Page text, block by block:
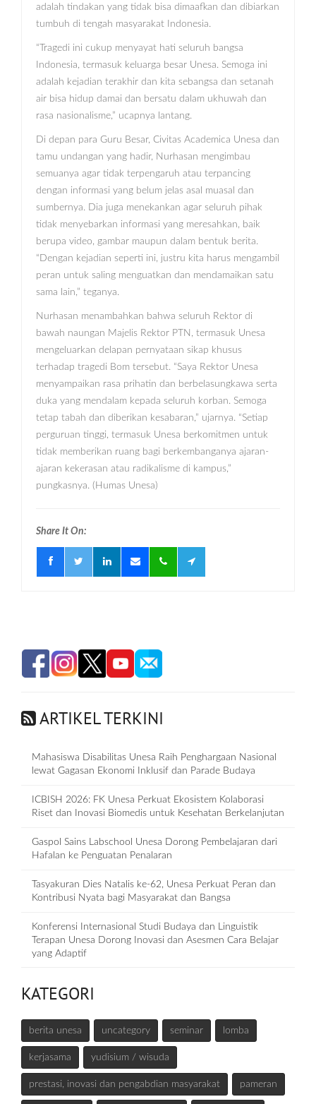
adalah tindakan yang tidak bisa dimaafkan dan dibiarkan
tumbuh di tengah masyarakat Indonesia.
“Tragedi ini cukup menyayat hati seluruh bangsa
Indonesia, termasuk keluarga besar Unesa. Semoga ini
adalah kejadian terakhir dan kita sebangsa dan setanah
air bisa hidup damai dan bersatu dalam ukhuwah dan
rasa nasionalisme,” ucapnya lantang.
Di depan para Guru Besar, Civitas Academica Unesa dan
tamu undangan yang hadir, Nurhasan mengimbau
semuanya agar tidak terpengaruh atau terpancing
dengan informasi yang belum jelas asal muasal dan
sumbernya. Dia juga menekankan agar seluruh pihak
tidak menyebarkan informasi yang meresahkan, baik
berupa video, gambar maupun dalam bentuk berita.
“Dengan kejadian seperti ini, justru kita harus mengambil
peran untuk saling menguatkan dan mendamaikan satu
sama lain,” teganya.
Nurhasan menambahkan bahwa seluruh Rektor di
bawah naungan Majelis Rektor PTN, termasuk Unesa
mengeluarkan delapan pernyataan sikap khusus
terhadap tragedi Bom tersebut. “Saya Rektor Unesa
menyampaikan rasa prihatin dan berbelasungkawa serta
duka yang mendalam kepada seluruh korban. Semoga
tetap tabah dan diberikan kesabaran,” ujarnya. “Setiap
perguruan tinggi, termasuk Unesa berkomitmen untuk
tidak memberikan ruang bagi berkembanganya ajaran-
ajaran kekerasan atau radikalisme di kampus,”
pungkasnya. (Humas Unesa)
Share It On:
ARTIKEL TERKINI
Mahasiswa Disabilitas Unesa Raih Penghargaan Nasional
lewat Gagasan Ekonomi Inklusif dan Parade Budaya
ICBISH 2026: FK Unesa Perkuat Ekosistem Kolaborasi
Riset dan Inovasi Biomedis untuk Kesehatan Berkelanjutan
Gaspol Sains Labschool Unesa Dorong Pembelajaran dari
Hafalan ke Penguatan Penalaran
Tasyakuran Dies Natalis ke-62, Unesa Perkuat Peran dan
Kontribusi Nyata bagi Masyarakat dan Bangsa
Konferensi Internasional Studi Budaya dan Linguistik
Terapan Unesa Dorong Inovasi dan Asesmen Cara Belajar
yang Adaptif
KATEGORI
berita unesa uncategory seminar lomba
kerjasama yudisium / wisuda
prestasi, inovasi dan pengabdian masyarakat pameran